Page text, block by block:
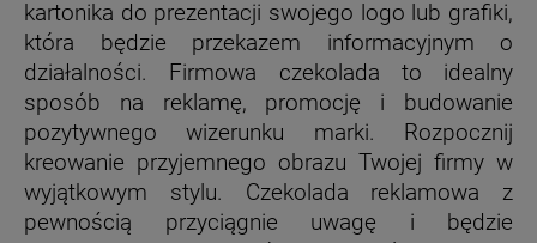
kartonika do prezentacji swojego logo lub grafiki,
która będzie przekazem informacyjnym o
działalności.
Firmowa czekolada to idealny
sposób na reklamę, promocję i budowanie
pozytywnego wizerunku marki. Rozpocznij
kreowanie przyjemnego obrazu Twojej firmy w
wyjątkowym stylu. Czekolada reklamowa z
pewnością przyciągnie uwagę i będzie